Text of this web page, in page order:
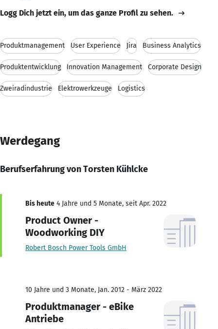
Logg Dich jetzt ein, um das ganze Profil zu sehen.
Produktmanagement User Experience Jira Business Analytics
Produktentwicklung Innovation Management Corporate Design
Zweiradindustrie Elektrowerkzeuge Logistics
Werdegang
Berufserfahrung von Torsten Kühlcke
Bis heute 4 Jahre und 5 Monate, seit Apr. 2022
Product Owner -
Woodworking DIY
Robert Bosch Power Tools GmbH
10 Jahre und 3 Monate, Jan. 2012 - März 2022
Produktmanager - eBike
Antriebe